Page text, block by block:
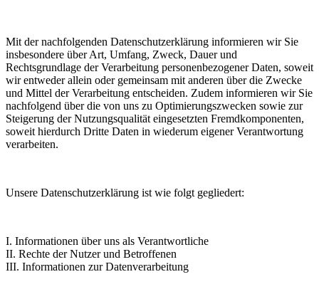
Mit der nachfolgenden Datenschutzerklärung informieren wir Sie
insbesondere über Art, Umfang, Zweck, Dauer und
Rechtsgrundlage der Verarbeitung personenbezogener Daten, soweit
wir entweder allein oder gemeinsam mit anderen über die Zwecke
und Mittel der Verarbeitung entscheiden. Zudem informieren wir Sie
nachfolgend über die von uns zu Optimierungszwecken sowie zur
Steigerung der Nutzungsqualität eingesetzten Fremdkomponenten,
soweit hierdurch Dritte Daten in wiederum eigener Verantwortung
verarbeiten.
Unsere Datenschutzerklärung ist wie folgt gegliedert:
I. Informationen über uns als Verantwortliche
II. Rechte der Nutzer und Betroffenen
III. Informationen zur Datenverarbeitung